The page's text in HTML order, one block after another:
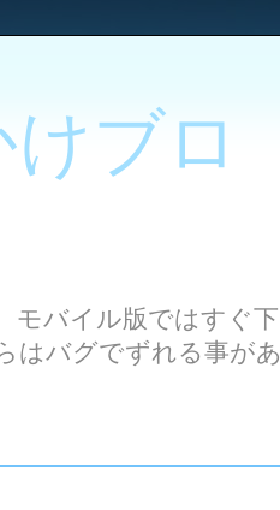
ブロ
モバイル版ではすぐ下
はバグでずれる事があ